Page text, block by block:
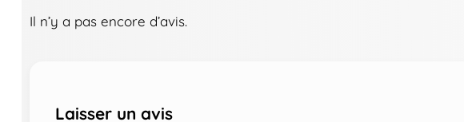
Il n’y a pas encore d’avis.
Laisser un avis